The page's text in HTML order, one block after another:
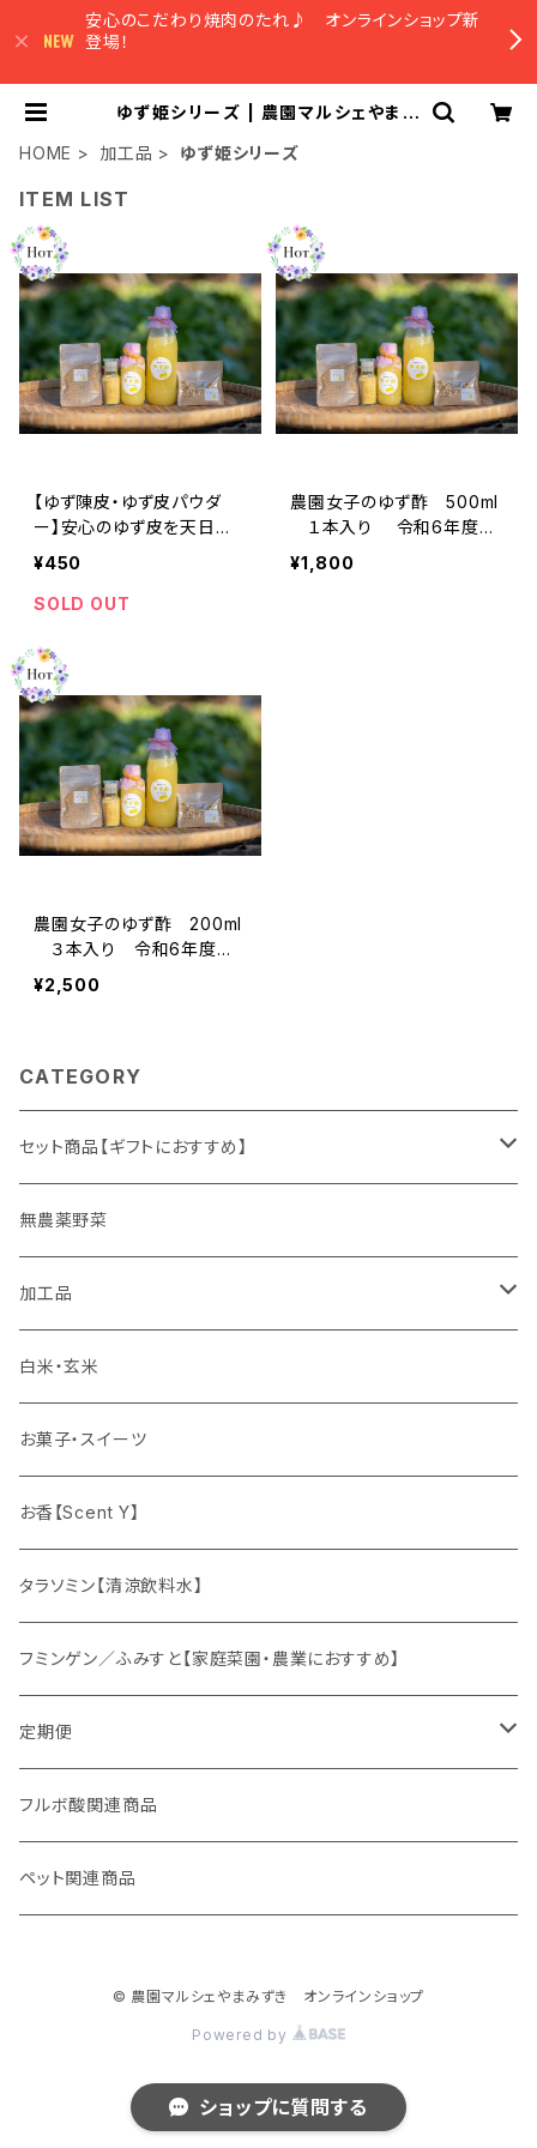
安心のこだわり焼肉のたれ♪ オンラインショップ新
登場！
ゆず姫シリーズ | 農園マルシェやまみ
HOME
加工品 ゆず姫シリーズ
ITEM LIST
【ゆず陳皮・ゆず皮パウダ
ー】安心のゆず皮を天日干
し 19年農薬化学肥料不使
ー 【農園女子のゆず姫シ
¥450
SOLD OUT
農園女子のゆず酢 500ml
１本入り 令和6年度
19年農薬化学肥料不使用の
ゆず 皮まで安心 【農園
¥1,800
農園女子のゆず酢 200ml
３本入り 令和6年度 1
9年農薬化学肥料不使用の
ゆず 皮まで安心 【農園
¥2,500
CATEGORY
セット商品【ギフトにおすすめ】
ギフト
無農薬野菜
加工品
ゆず姫シリーズ
各種パウダー
ドリンクの素
健康茶
オリジナルスパイス
白米・玄米
お菓子・スイーツ
お香【Scent Y】
タラソミン【清涼飲料水】
フミンゲン／ふみすと【家庭菜園・農業におすすめ】
定期便
妊活応援セット
フルボ酸関連商品
ペット関連商品
© 農園マルシェやまみずき オンラインショップ
Powered by
ショップに質問する